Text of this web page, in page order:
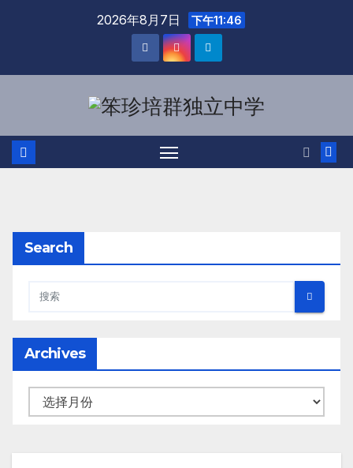
2026年8月7日 下午11:46
Search
Archives